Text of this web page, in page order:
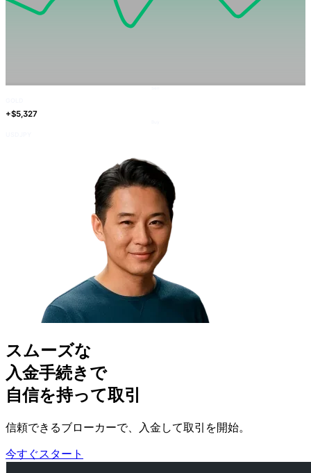
+$5,327
スムーズな
入金手続きで
自信を持って取引
信頼できるブローカーで、 入金して取引を開始。
今すぐスタート